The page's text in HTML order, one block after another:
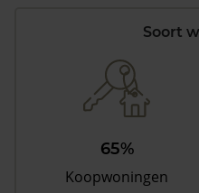
Soort
65%
Koopwoningen